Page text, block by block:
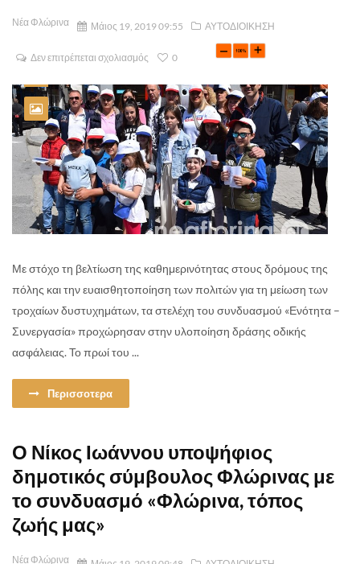
Νέα Φλώρινα Μάιος 19, 2019 09:55 ΑΥΤΟΔΙΟΙΚΗΣΗ
Δεν επιτρέπεται σχολιασμός 0
Με στόχο τη βελτίωση της καθημερινότητας στους δρόμους της
πόλης και την ευαισθητοποίηση των πολιτών για τη μείωση των
τροχαίων δυστυχημάτων, τα στελέχη του συνδυασμού «Ενότητα –
Συνεργασία» προχώρησαν στην υλοποίηση δράσης οδικής
ασφάλειας. Το πρωί του ...
Περισσοτερα
Ο Νίκος Ιωάννου υποψήφιος
δημοτικός σύμβουλος Φλώρινας με
το συνδυασμό «Φλώρινα, τόπος
ζωής μας»
Νέα Φλώρινα